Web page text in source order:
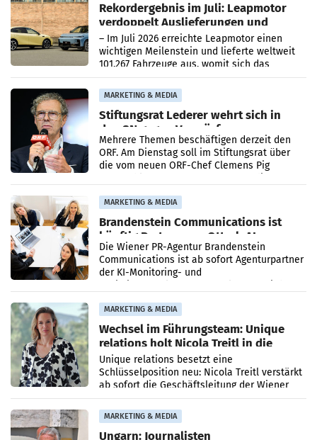
Rekordergebnis im Juli: Leapmotor
verdoppelt Auslieferungen und
überschreitet die 100.000er-Marke
– Im Juli 2026 erreichte Leapmotor einen
wichtigen Meilenstein und lieferte weltweit
101.267 Fahrzeuge aus, womit sich das
Ergebnis gegenüber Juli 2025 mehr als
verdoppelte (+102
MARKETING & MEDIA
Stiftungsrat Lederer wehrt sich in
den SN gegen Vorwürfe
Mehrere Themen beschäftigen derzeit den
ORF. Am Dienstag soll im Stiftungsrat über
die vom neuen ORF-Chef Clemens Pig
MARKETING & MEDIA
Brandenstein Communications ist
künftig Partner von OtterlyAI
Die Wiener PR-Agentur Brandenstein
Communications ist ab sofort Agenturpartner
der KI-Monitoring- und
MARKETING & MEDIA
Wechsel im Führungsteam: Unique
relations holt Nicola Treitl in die
Geschäftsleitung
Unique relations besetzt eine
Schlüsselposition neu: Nicola Treitl verstärkt
ab sofort die Geschäftsleitung der Wiener
PR-Agentur an der Seite von Josef Kalina und
Anna Kalina-Mahr.
MARKETING & MEDIA
Ungarn: Journalisten